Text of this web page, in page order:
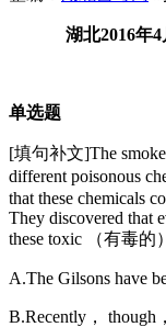
湖北2016年
单选题
[填句补文]The smoke
different poisonous
that these chemicals
They discovered that
these toxic （有毒的
A.The Gilsons have
B.Recently， though